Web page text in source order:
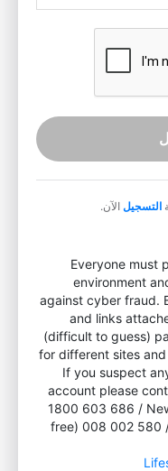
التسجيل الآن.
Everyone must
environment
against cyber fraud.
and links
(difficult to guess)
for different sites
If you suspect
account please
1800 603 686 /
free) 008 002 580